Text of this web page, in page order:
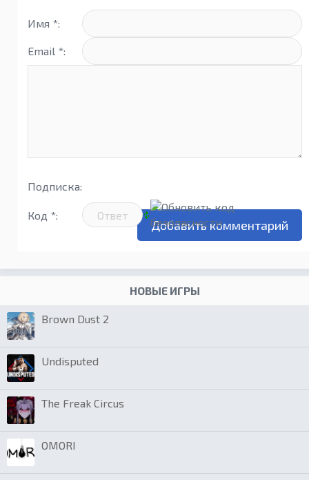
Имя *:
Email *:
Подписка:
Код *:
НОВЫЕ ИГРЫ
Brown Dust 2
Undisputed
The Freak Circus
OMORI